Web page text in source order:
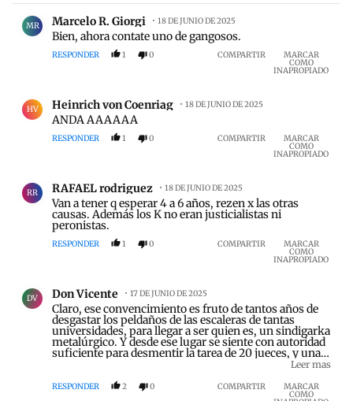
Comentario de Marcelo R. Giorgi.
MR Marcelo R. Giorgi 18 DE JUNIO DE 2025
Bien, ahora contate uno de gangosos.
RESPONDER 1 0 COMPARTIR MARCAR
COMO
INAPROPIADO
HV Heinrich von Coenriag 18 DE JUNIO DE 2025
ANDA AAAAAA
RESPONDER 1 0 COMPARTIR MARCAR
COMO
INAPROPIADO
RR RAFAEL rodriguez 18 DE JUNIO DE 2025
Van a tener q esperar 4 a 6 años, rezen x las otras
causas. Además los K no eran justicialistas ni
peronistas.
RESPONDER 1 0 COMPARTIR MARCAR
COMO
INAPROPIADO
DV Don Vicente 17 DE JUNIO DE 2025
Claro, ese convencimiento es fruto de tantos años de
desgastar los peldaños de las escaleras de tantas
universidades, para llegar a ser quien es, un sindigarka
metalúrgico. Y desde ese lugar se siente con autoridad
suficiente para desmentir la tarea de 20 jueces, y una
docena de fiscales. Supongo que habrá integrado el
se le falta el respeto a las instituciones. Sobre todo
cuando no resuelven como al delincuente le gustaría.
Leer mas
RESPONDER 2 0 COMPARTIR MARCAR
COMO